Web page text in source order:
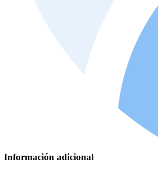
Información adicional